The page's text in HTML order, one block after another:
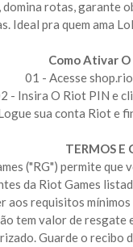
rotas,
Ideal pra quem ama
Como Ativar
01 - Acesse
- Insira O Riot PIN e
sua conta Riot e
TERMOS E
("RG") permite
da Riot Games
aos requisitos
tem valor de
Guarde o